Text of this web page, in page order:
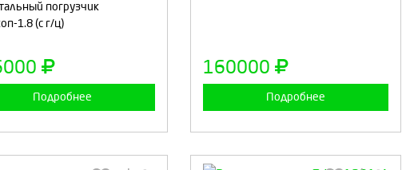
погрузчик
1.8 (с г/ц)
Подробнее
160000
Подробнее